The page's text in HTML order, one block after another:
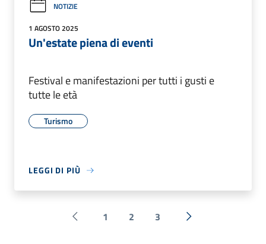
NOTIZIE
1 AGOSTO 2025
Un'estate piena di eventi
Festival e manifestazioni per tutti i gusti e
tutte le età
Turismo
LEGGI DI PIÙ
Pagina precedente
1 2 3 Successiva »